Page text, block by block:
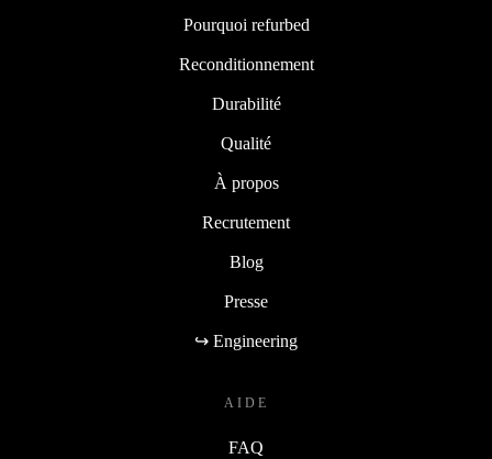
Pourquoi refurbed
Reconditionnement
Durabilité
Qualité
À propos
Recrutement
Blog
Presse
↪ Engineering
AIDE
FAQ